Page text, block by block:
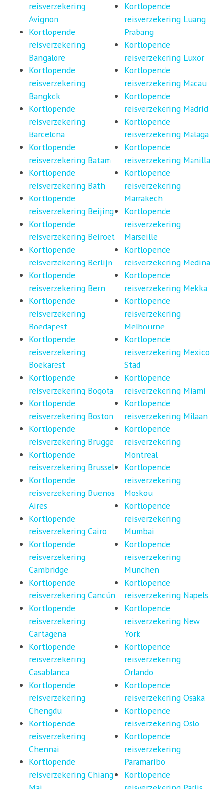
reisverzekering
Avignon
Kortlopende
reisverzekering
Bangalore
Kortlopende
reisverzekering
Bangkok
Kortlopende
reisverzekering
Barcelona
Kortlopende
reisverzekering Batam
Kortlopende
reisverzekering Bath
Kortlopende
reisverzekering Beijing
Kortlopende
reisverzekering Beiroet
Kortlopende
reisverzekering Berlijn
Kortlopende
reisverzekering Bern
Kortlopende
reisverzekering
Boedapest
Kortlopende
reisverzekering
Boekarest
Kortlopende
reisverzekering Bogota
Kortlopende
reisverzekering Boston
Kortlopende
reisverzekering Brugge
Kortlopende
reisverzekering Brussel
Kortlopende
reisverzekering Buenos
Aires
Kortlopende
reisverzekering Cairo
Kortlopende
reisverzekering
Cambridge
Kortlopende
reisverzekering Cancún
Kortlopende
reisverzekering
Cartagena
Kortlopende
reisverzekering
Casablanca
Kortlopende
reisverzekering
Chengdu
Kortlopende
reisverzekering
Chennai
Kortlopende
reisverzekering Chiang
Kortlopende
reisverzekering Luang
Prabang
Kortlopende
reisverzekering Luxor
Kortlopende
reisverzekering Macau
Kortlopende
reisverzekering Madrid
Kortlopende
reisverzekering Malaga
Kortlopende
reisverzekering Manilla
Kortlopende
reisverzekering
Marrakech
Kortlopende
reisverzekering
Marseille
Kortlopende
reisverzekering Medina
Kortlopende
reisverzekering Mekka
Kortlopende
reisverzekering
Melbourne
Kortlopende
reisverzekering Mexico
Stad
Kortlopende
reisverzekering Miami
Kortlopende
reisverzekering Milaan
Kortlopende
reisverzekering
Montreal
Kortlopende
reisverzekering
Moskou
Kortlopende
reisverzekering
Mumbai
Kortlopende
reisverzekering
München
Kortlopende
reisverzekering Napels
Kortlopende
reisverzekering New
York
Kortlopende
reisverzekering
Orlando
Kortlopende
reisverzekering Osaka
Kortlopende
reisverzekering Oslo
Kortlopende
reisverzekering
Paramaribo
Kortlopende